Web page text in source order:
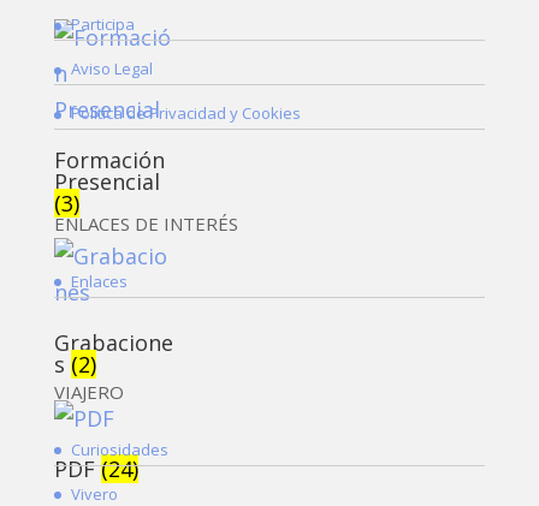
Formación
Presencial
(3)
Grabacione
s (2)
PDF(24)
Participa
Aviso Legal
Política de Privacidad y Cookies
ENLACES DE INTERÉS
Enlaces
VIAJERO
Curiosidades
Vivero